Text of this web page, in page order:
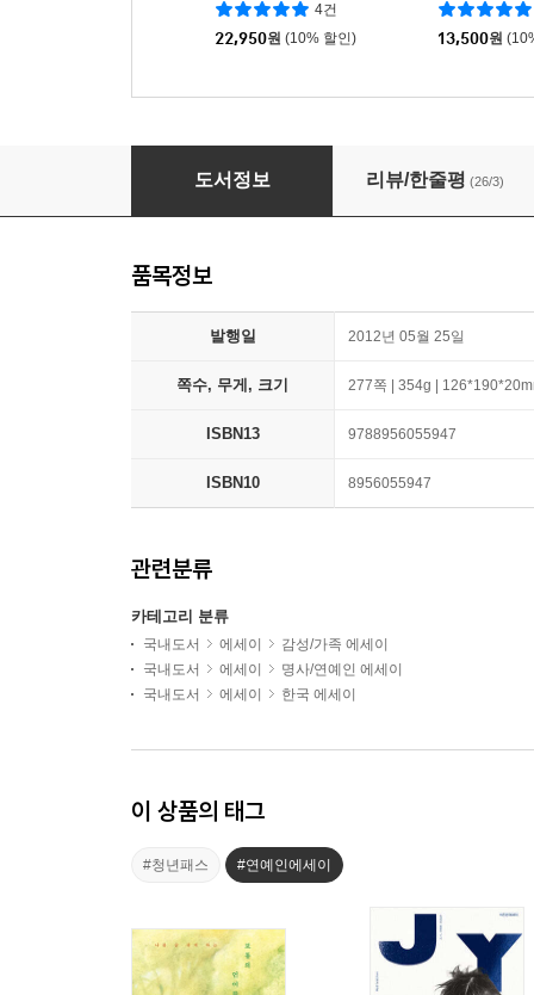
4건
22,950원 (10% 할인) 13,500원
도서정보 리뷰/한줄평 (26/3)
품목정보
발행일 2012년 05월 25일
쪽수, 무게, 크기 277쪽 | 354g |
ISBN13 9788956055947
ISBN10 8956055947
관련분류
카테고리 분류
국내도서 에세이
감성/가족 에세이
국내도서
에세이
명사/연예인 에세이
국내도서
에세이 한국 에세이
이 상품의 태그
#청년패스 #연예인에세이